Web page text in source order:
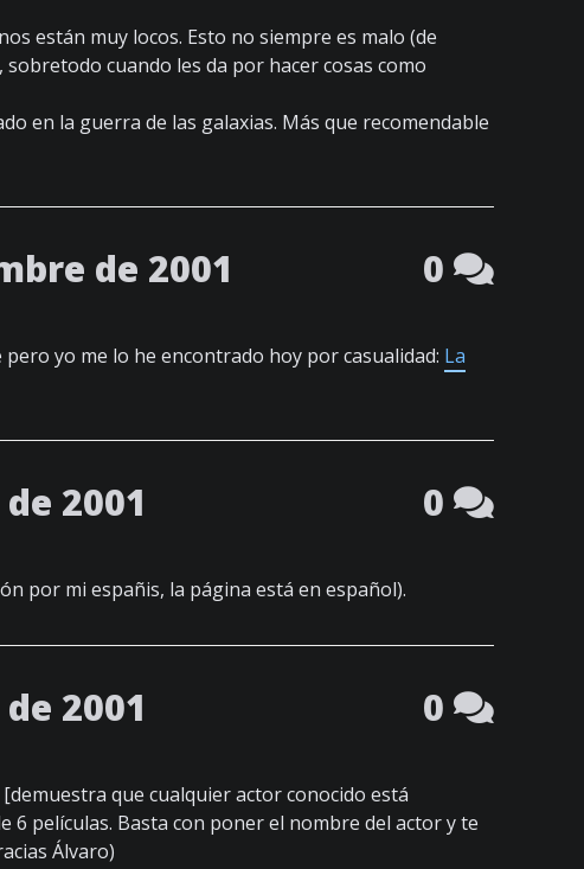
están muy locos. Esto no siempre es malo (de
sobretodo cuando les da por hacer cosas como
en la guerra de las galaxias. Más que recomendable
de 2001 0
yo me lo he encontrado hoy por casualidad: La
2001 0
por mi españis, la página está en español).
2001 0
[demuestra que cualquier actor conocido está
6 películas. Basta con poner el nombre del actor y te
Álvaro)